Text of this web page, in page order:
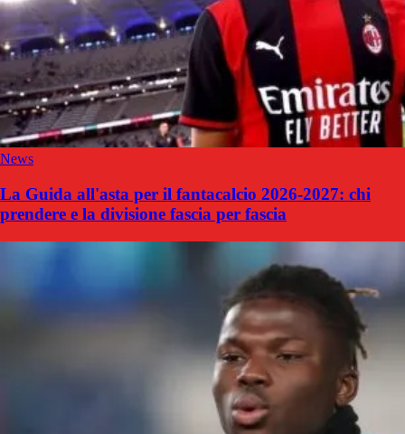
News
La Guida all'asta per il fantacalcio 2026-2027: chi
prendere e la divisione fascia per fascia